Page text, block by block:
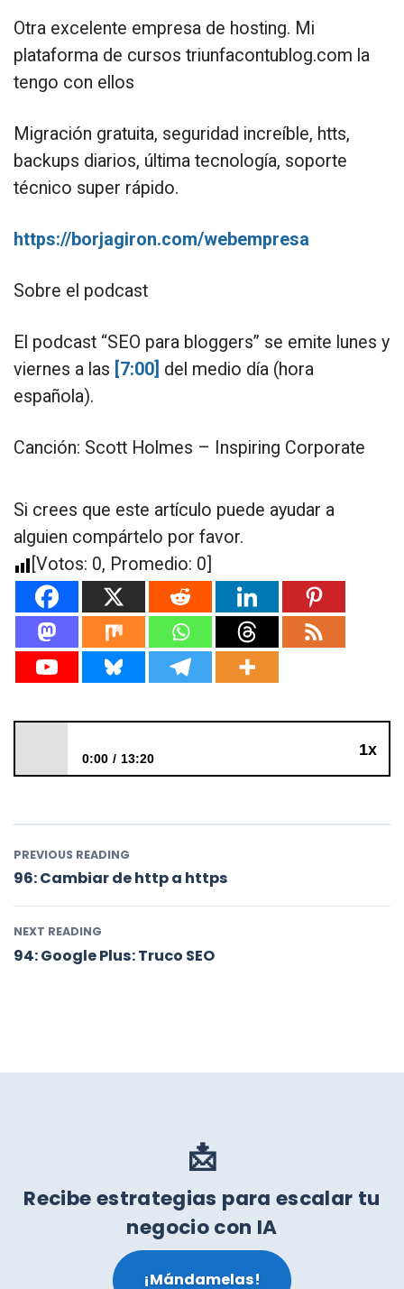
Otra excelente empresa de hosting. Mi
plataforma de cursos triunfacontublog.com la
tengo con ellos
Migración gratuita, seguridad increíble, htts,
backups diarios, última tecnología, soporte
técnico super rápido.
https://borjagiron.com/webempresa
Sobre el podcast
El podcast “SEO para bloggers” se emite lunes y
viernes a las [7:00] del medio día (hora
española).
Canción: Scott Holmes – Inspiring Corporate
Si crees que este artículo puede ayudar a
alguien compártelo por favor.
[Votos: 0, Promedio: 0
1x
0:00 13:20
PREVIOUS READING
96: Cambiar de http a https
NEXT READING
94: Google Plus: Truco SEO
📩
Recibe estrategias para escalar tu
negocio con IA
¡Mándamelas!